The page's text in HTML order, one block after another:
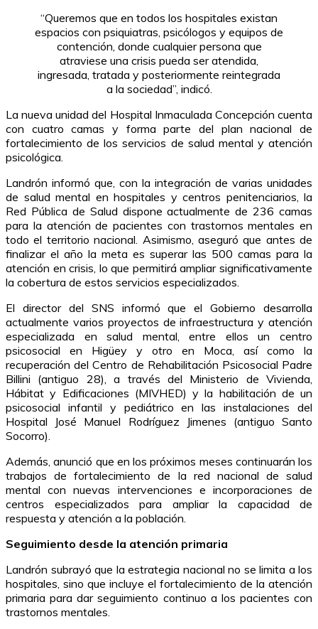
“Queremos que en todos los hospitales existan
espacios con psiquiatras, psicólogos y equipos de
contención, donde cualquier persona que
atraviese una crisis pueda ser atendida,
ingresada, tratada y posteriormente reintegrada
a la sociedad”, indicó.
La nueva unidad del Hospital Inmaculada Concepción cuenta
con cuatro camas y forma parte del plan nacional de
fortalecimiento de los servicios de salud mental y atención
psicológica.
Landrón informó que, con la integración de varias unidades
de salud mental en hospitales y centros penitenciarios, la
Red Pública de Salud dispone actualmente de 236 camas
para la atención de pacientes con trastornos mentales en
todo el territorio nacional. Asimismo, aseguró que antes de
finalizar el año la meta es superar las 500 camas para la
atención en crisis, lo que permitirá ampliar significativamente
la cobertura de estos servicios especializados.
El director del SNS informó que el Gobierno desarrolla
actualmente varios proyectos de infraestructura y atención
especializada en salud mental, entre ellos un centro
psicosocial en Higüey y otro en Moca, así como la
recuperación del Centro de Rehabilitación Psicosocial Padre
Billini (antiguo 28), a través del Ministerio de Vivienda,
Hábitat y Edificaciones (MIVHED) y la habilitación de un
psicosocial infantil y pediátrico en las instalaciones del
Hospital José Manuel Rodríguez Jimenes (antiguo Santo
Socorro).
Además, anunció que en los próximos meses continuarán los
trabajos de fortalecimiento de la red nacional de salud
mental con nuevas intervenciones e incorporaciones de
centros especializados para ampliar la capacidad de
respuesta y atención a la población.
Seguimiento desde la atención primaria
Landrón subrayó que la estrategia nacional no se limita a los
hospitales, sino que incluye el fortalecimiento de la atención
primaria para dar seguimiento continuo a los pacientes con
trastornos mentales.